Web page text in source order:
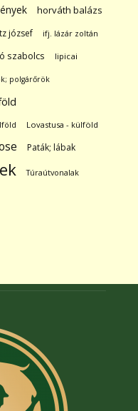
horváth balázs
józsef ifj. lázár zoltán
szabolcs lipicai
polgárőrök
Lovastusa - külföld
Paták; lábak
Túraútvonalak